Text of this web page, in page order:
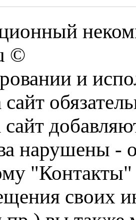
©
и
сайт
нарушены -
"Контакты"
своих